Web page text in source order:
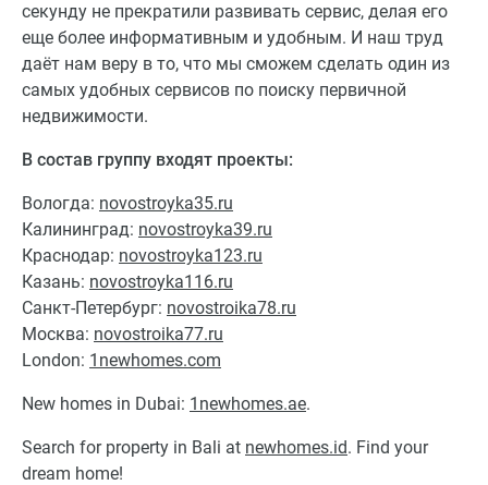
секунду не прекратили развивать сервис, делая его
еще более информативным и удобным. И наш труд
даёт нам веру в то, что мы сможем сделать один из
самых удобных сервисов по поиску первичной
недвижимости.
В состав группу входят проекты:
Вологда: novostroyka35.ru
Калининград: novostroyka39.ru
Краснодар: novostroyka123.ru
Казань: novostroyka116.ru
Санкт-Петербург: novostroika78.ru
Москва: novostroika77.ru
London: 1newhomes.com
New homes in Dubai: 1newhomes.ae.
Search for property in Bali at newhomes.id. Find your
dream home!